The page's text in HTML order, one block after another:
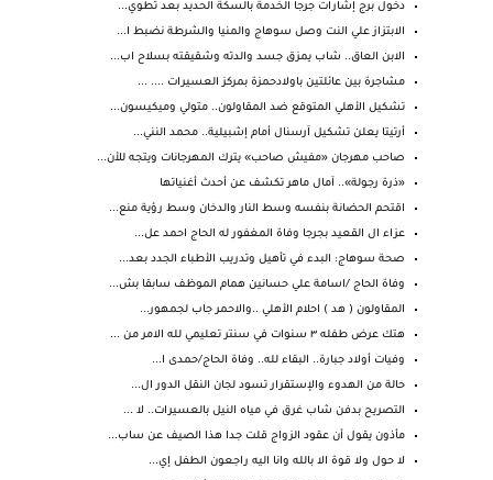
دخول برج إشارات جرجا الخدمة بالسكة الحديد بعد تطوي...
الابتزاز علي النت وصل سوهاج والمنيا والشرطة نضبط ا...
الابن العاق.. شاب يمزق جسد والدته وشقيقته بسلاح اب...
مشاجرة بين عائلتين باولادحمزة بمركز العسيرات .... ...
تشكيل الأهلي المتوقع ضد المقاولون.. متولي وميكيسون...
أرتيتا يعلن تشكيل آرسنال أمام إشبيلية.. محمد النني...
صاحب مهرجان «مفيش صاحب» يترك المهرجانات ويتجه للأن...
«ذرة رجولة».. آمال ماهر تكشف عن أحدث أغنياتها
اقتحم الحضانة بنفسه وسط النار والدخان وسط رؤية منع...
عزاء ال القعيد بجرجا وفاة المغفور له الحاج احمد عل...
صحة سوهاج: البدء في تأهيل وتدريب الأطباء الجدد بعد...
وفاة الحاج /اسامة علي حسانين همام الموظف سابقا بش...
المقاولون ( هد ) احلام الأهلي ..والاحمر جاب لجمهور...
هتك عرض طفله ٣ سنوات في سنتر تعليمي لله الامر من ...
وفيات أولاد جبارة.. البقاء لله.. وفاة الحاج/حمدى ا...
حالة من الهدوء والإستقرار تسود لجان النقل الدور ال...
التصريح بدفن شاب غرق في مياه النيل بالعسيرات.. لا ...
مأذون يقول أن عقود الزواج قلت جدا هذا الصيف عن ساب...
لا حول ولا قوة الا بالله وانا اليه راجعون الطفل إي...